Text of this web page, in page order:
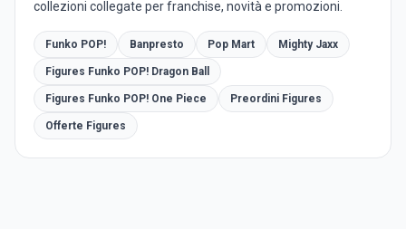
collezioni collegate per franchise, novità e promozioni.
Funko POP! Banpresto Pop Mart Mighty Jaxx
Figures Funko POP! Dragon Ball
Figures Funko POP! One Piece Preordini Figures
Offerte Figures